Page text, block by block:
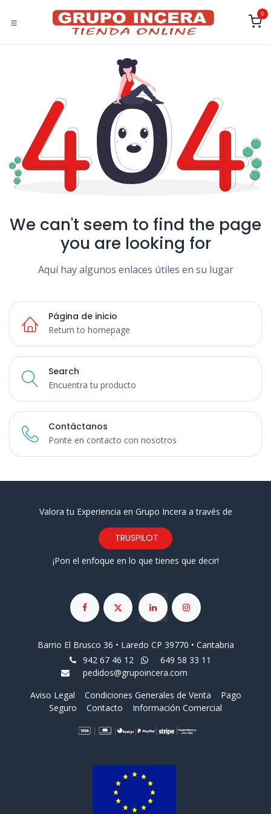
0
We can't seem to find the page
you are looking for
Aquí hay algunos enlaces útiles en su lugar
Página de inicio
Return to homepage
Search
Encuentra tu producto
Contáctanos
Ponte en contacto con nosotros
Valora tu Experiencia en Grupo Incera a través de
TRUSPILOT
¡Pon el enfoque en lo que tienes que decir!
Barrio El Brusco 36 • Laredo CP 39770 • Cantabria
942 67 46 12
649 58 33 11
pedidos@grupoincera.com
Aviso Legal
Condiciones Generales de Venta
Pago
Seguro
Contacto Información Comercial